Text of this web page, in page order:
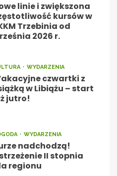
linie i zwiększona
kursów w
Trzebinia od
2026 r.
WYDARZENIA
czwartki z
w Libiążu – start
jutro!
WYDARZENIA
nadchodzą!
II stopnia
regionu